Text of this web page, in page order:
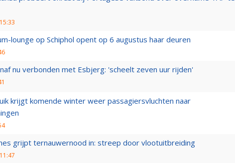
lounge op Schiphol opent op 6 augustus haar deuren
nu verbonden met Esbjerg: 'scheelt zeven uur rijden'
krijgt komende winter weer passagiersvluchten naar
grijpt ternauwernood in: streep door vlootuitbreiding